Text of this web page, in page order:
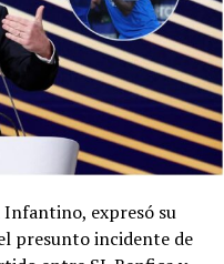
Infantino, expresó su
presunto incidente de